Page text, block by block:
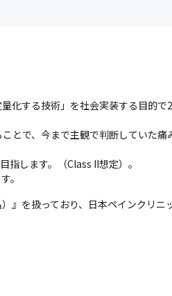
する技術」を社会実装する目的
とで、今まで主観で判断していた
します。（Class II想定）。
。
を扱っており、日本ペインクリ